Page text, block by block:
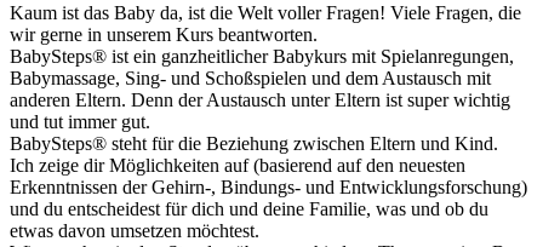
Kaum ist das Baby da, ist die Welt voller Fragen! Viele Fragen, die
wir gerne in unserem Kurs beantworten.
BabySteps® ist ein ganzheitlicher Babykurs mit Spielanregungen,
Babymassage, Sing- und Schoßspielen und dem Austausch mit
anderen Eltern. Denn der Austausch unter Eltern ist super wichtig
und tut immer gut.
BabySteps® steht für die Beziehung zwischen Eltern und Kind.
Ich zeige dir Möglichkeiten auf (basierend auf den neuesten
Erkenntnissen der Gehirn-, Bindungs- und Entwicklungsforschung)
und du entscheidest für dich und deine Familie, was und ob du
etwas davon umsetzen möchtest.